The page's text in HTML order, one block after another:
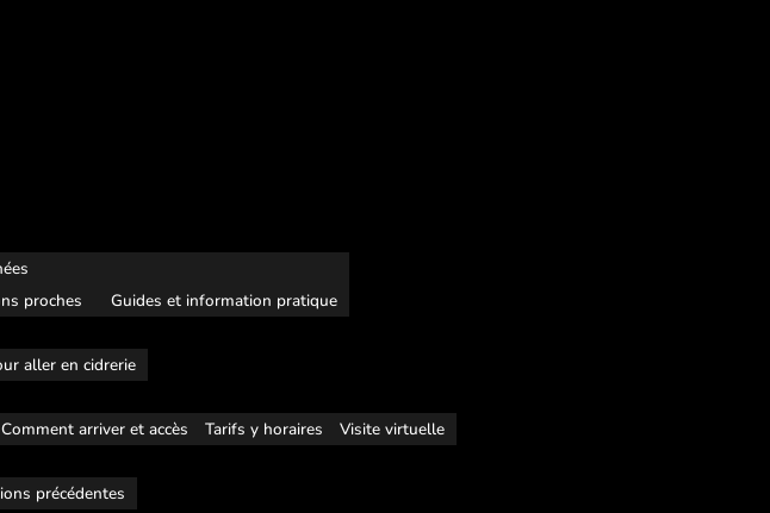
proches
Guides et information pratique
aller en cidrerie
Comment arriver et accès Tarifs y horaires Visite virtuelle
précédentes